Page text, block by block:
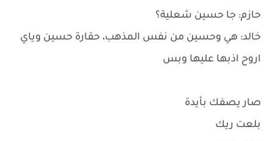
حازم: جا حسين شعلية؟
خالد: هي وحسين من نفس المذهب، حقارة حسين وياي
اروح اذبها عليها وبس
صار يصفك بأيدة
بلعت ريك